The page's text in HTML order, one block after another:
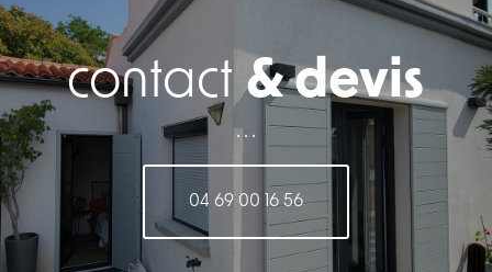
contact& devis
. . .
04 69 00 16 56